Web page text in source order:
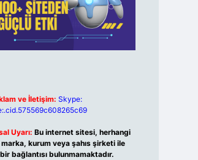
ve İletişim: Skype:
Uyarı: Bu internet sitesi, herhangi
kurum veya şahıs şirketi ile
bağlantısı bulunmamaktadır.